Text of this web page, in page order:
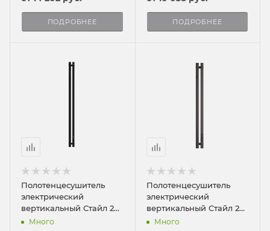
ПОДРОБНЕЕ ПОДРОБНЕЕ
Полотенцесушитель
электрический
вертикальный Стайл 2
ПРО 120/8
Много
Полотенцесушитель
электрический
вертикальный Стайл 2
ПРО 90/8
Много